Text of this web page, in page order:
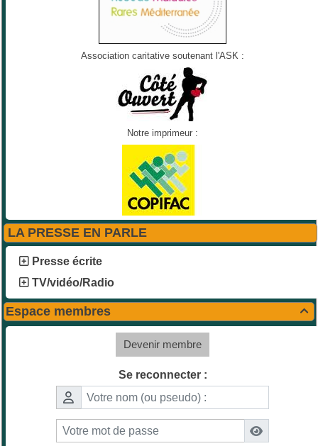
Association caritative soutenant l'ASK :
Notre imprimeur :
LA PRESSE EN PARLE
Presse écrite
TV/vidéo/Radio

Espace membres
Devenir membre
Se reconnecter :